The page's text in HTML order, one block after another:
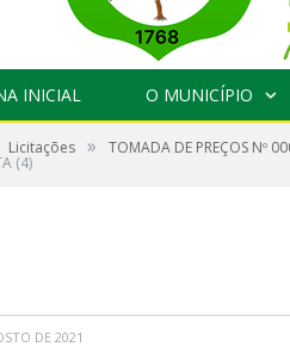
INICIAL O MUNICÍPIO
Licitações » TOMADA DE PREÇOS Nº
(4)
DE 2021